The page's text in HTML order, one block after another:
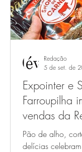
Expointer e
Farroupilha
vendas da
Carnes
Pão de alho,
delícias
Redação
5 de set. de